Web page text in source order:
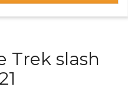
Trek slash